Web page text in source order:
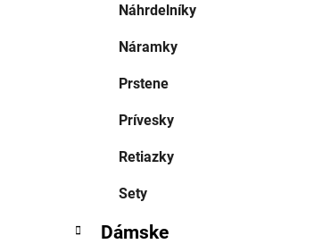
Náhrdelníky
Náramky
Prstene
Prívesky
Retiazky
Sety
Dámske